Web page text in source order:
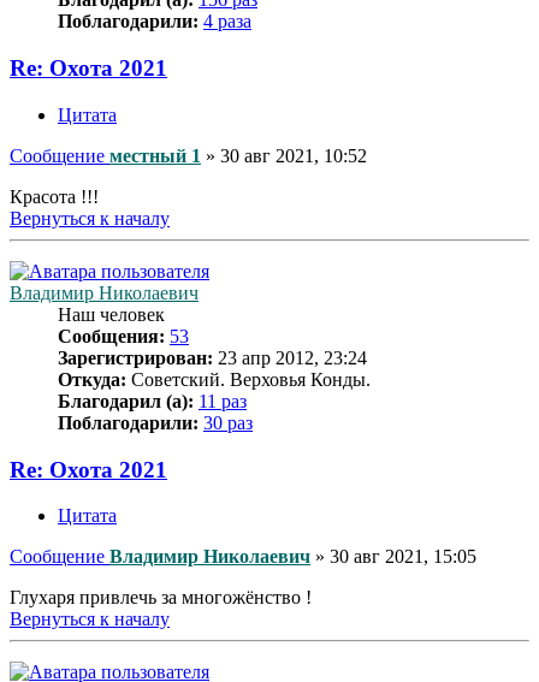
Поблагодарили: 4 раза
Re: Охота 2021
Цитата
Сообщение местный 1 » 30 авг 2021, 10:52
Красота !!!
Вернуться к началу
Владимир Николаевич
Наш человек
Сообщения: 53
Зарегистрирован: 23 апр 2012, 23:24
Откуда: Советский. Верховья Конды.
Благодарил (а): 11 раз
Поблагодарили: 30 раз
Re: Охота 2021
Цитата
Сообщение Владимир Николаевич » 30 авг 2021, 15:05
Глухаря привлечь за многожёнство !
Вернуться к началу